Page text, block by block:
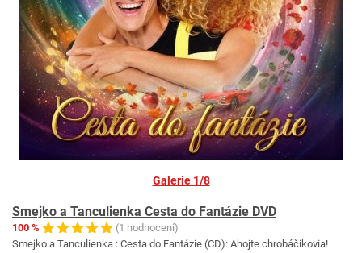
Galerie 1/8
Smejko a Tanculienka Cesta do Fantázie DVD
100 %
(1 hodnocení)
Smejko a Tanculienka : Cesta do Fantázie (CD): Ahojte chrobáčikovia!